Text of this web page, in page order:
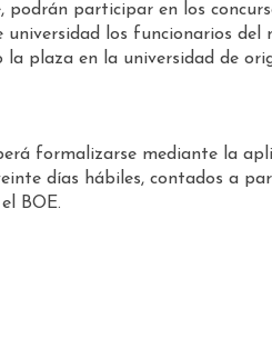
participar en los
los funcionarios del
la plaza en la universidad de
formalizarse mediante la
días hábiles, contados a
BOE.